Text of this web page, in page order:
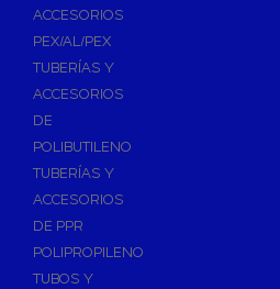
ACCESORIOS
PEX/AL/PEX
TUBERÍAS Y
ACCESORIOS
DE
POLIBUTILENO
TUBERÍAS Y
ACCESORIOS
DE PPR
POLIPROPILENO
TUBOS Y